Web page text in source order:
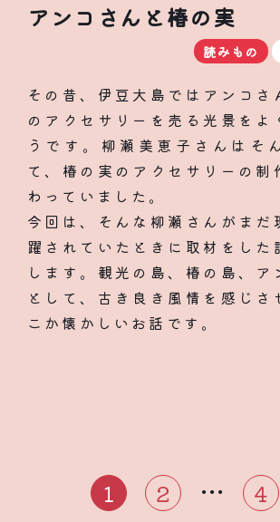
アンコさんと椿の実
読みもの
その昔、伊豆大島ではアンコさ
のアクセサリーを売る光景をよ
うです。柳瀬美恵子さんはそ
て、椿の実のアクセサリーの制
わっていました。
今回は、そんな柳瀬さんがまだ
躍されていたときに取材をした
します。観光の島、椿の島、ア
として、古き良き風情を感じさ
こか懐かしいお話です。
1 2 … 4